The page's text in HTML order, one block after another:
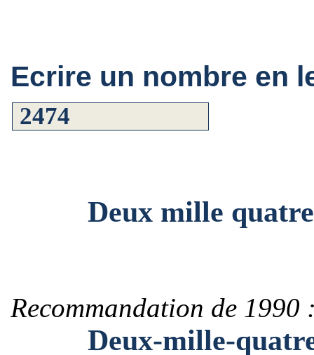
Ecrire un nombre en
Deux mille quatre
Recommandation de 1990
Deux-mille-quatre-